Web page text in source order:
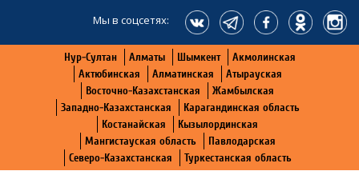
Мы в соцсетях:
Нур-Султан Алматы Шымкент
Акмолинская
Актюбинская
Алматинская
Атырауская
Восточно-Казахстанская
Жамбылская
Западно-Казахстанская
Карагандинская область
Костанайская
Кызылординская
Мангистауская область
Павлодарская
Северо-Казахстанская
Туркестанская область